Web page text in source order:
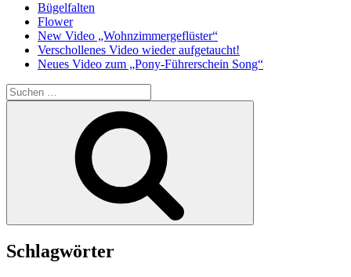
Bügelfalten
Flower
New Video „Wohnzimmergeflüster“
Verschollenes Video wieder aufgetaucht!
Neues Video zum „Pony-Führerschein Song“
Suche
nach:
Schlagwörter